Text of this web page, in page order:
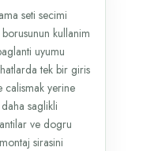
seti secimi
kullanim
uyumu
tek bir giris
calismak yerine
saglikli
ve dogru
sirasini